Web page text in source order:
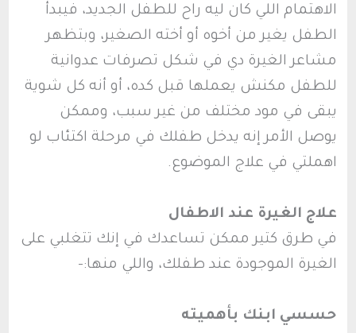
الاهتمام اللي كان ليه راح للطفل الجديد، فيبدأ
الطفل يغير من أخوه أو أخته الصغير، وبتظهر
مشاعر الغيرة دي في شكل تصرفات عدوانية
للطفل مكنش يعملها قبل كده، أو أنه كل شوية
يبقى في مود مختلف من غير سبب، وممكن
يوصل الأمر إنه يدخل طفلك في مرحلة اكتئاب لو
اهملتي في علاج الموضوع.
علاج الغيرة عند الاطفال
في طرق كتير ممكن تساعدك في إنك تتغلبي على
الغيرة الموجودة عند طفلك، واللي منها:-
حسسي ابنك بأهميته